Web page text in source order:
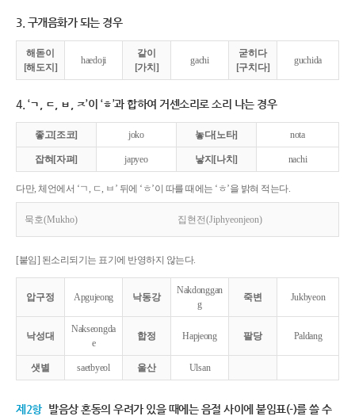
3. 구개음화가 되는 경우
해돋이
[해도지]
haedoji
같이
[가치]
gachi
굳히다
[구치다]
guchida
4. ‘ㄱ, ㄷ, ㅂ, ㅈ’이 ‘ㅎ’과 합하여 거센소리로 소리 나는 경우
좋고[조코] joko 놓다[노타] nota
잡혀[자펴] japyeo 낳지[나치] nachi
다만, 체언에서 ‘ㄱ, ㄷ, ㅂ’ 뒤에 ‘ㅎ’이 따를 때에는 ‘ㅎ’을 밝혀 적는다.
묵호(Mukho) 집현전(Jiphyeonjeon)
[붙임] 된소리되기는 표기에 반영하지 않는다.
압구정 Apgujeong 낙동강
Nakdonggan
g
죽변 Jukbyeon
낙성대
Nakseongda
e
합정 Hapjeong 팔당 Paldang
샛별 saetbyeol 울산 Ulsan
제2항 발음상 혼동의 우려가 있을 때에는 음절 사이에 붙임표(-)를 쓸 수